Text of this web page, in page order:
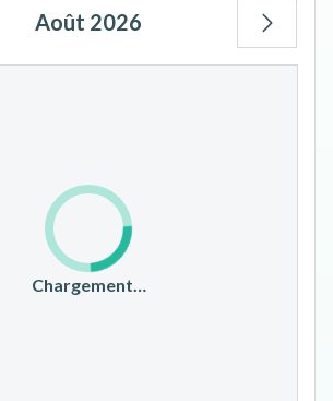
Août 2026
19 20
Chargement…